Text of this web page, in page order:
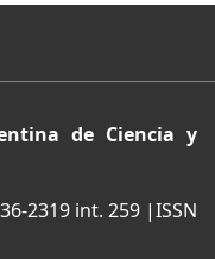
de Ciencia y
2319 int. 259 |ISSN